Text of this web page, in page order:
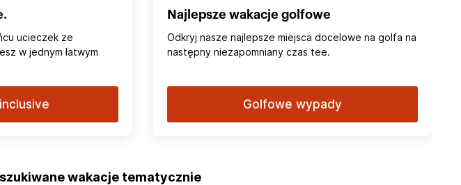
ucieczek ze
w jednym łatwym
Najlepsze wakacje golfowe
Odkryj nasze najlepsze miejsca docelowe na golfa na
następny niezapomniany czas tee.
Golfowe wypady
wakacje tematycznie